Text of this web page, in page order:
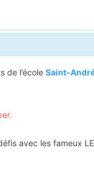
de l’écoleSaint-
avec les fameux